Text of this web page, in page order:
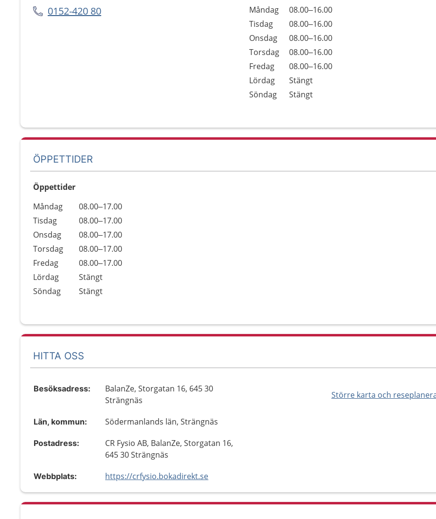
0152-420 80 Dag
Öppettider
Kommentarer
Måndag
08.00–16.00
Tisdag
08.00–16.00
Onsdag
08.00–16.00
Torsdag
08.00–16.00
Fredag
08.00–16.00
Lördag
Stängt
Söndag
Stängt
ÖPPETTIDER
Öppettider
Dag
Öppettider
Kommentarer
Måndag
08.00–17.00
Tisdag
08.00–17.00
Onsdag
08.00–17.00
Torsdag
08.00–17.00
Fredag
08.00–17.00
Lördag
Stängt
Söndag
Stängt
HITTA OSS
Större karta och
Besöksadress:
BalanZe, Storgatan 16, 645 30
Strängnäs
Län, kommun: Södermanlands län, Strängnäs
Postadress:
CR Fysio AB, BalanZe, Storgatan 16,
645 30 Strängnäs
Webbplats: https://crfysio.bokadirekt.se